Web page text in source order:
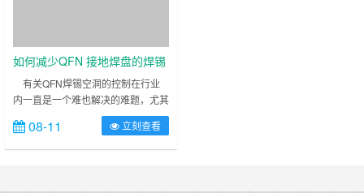
如何减少QFN 接地焊盘的焊锡
空洞
有关QFN焊锡空洞的控制在行业
内一直是一个难也解决的难题，尤其
是中间的接地焊盘，由于尺寸较大并
且位于中间，过炉时产生的气泡很难
释放出来，从而形成很大的空……
08-11 立刻查看